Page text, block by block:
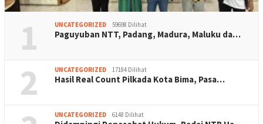
1 UNCATEGORIZED 59698 Dilihat
Paguyuban NTT, Padang, Madura, Maluku da…
2 UNCATEGORIZED 17184 Dilihat
Hasil Real Count Pilkada Kota Bima, Pasa…
UNCATEGORIZED 6148 Dilihat